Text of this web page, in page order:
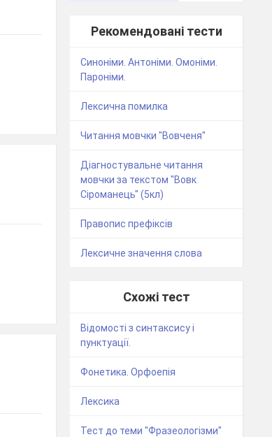
Рекомендовані тести
Синоніми. Антоніми. Омоніми.
Пароніми.
Лексична помилка
Читання мовчки "Вовченя"
Діагностувальне читання
мовчки за текстом "Вовк
Сіроманець" (5кл)
Правопис префіксів
Лексичне значення слова
Схожі тест
Відомості з синтаксису і
пунктуації.
Фонетика. Орфоепія
Лексика
Тест до теми "Фразеологізми"